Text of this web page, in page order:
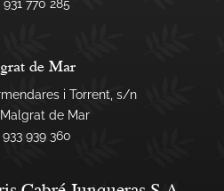
931 770 285
de Mar
i Torrent, s/n
de Mar
933 939 360